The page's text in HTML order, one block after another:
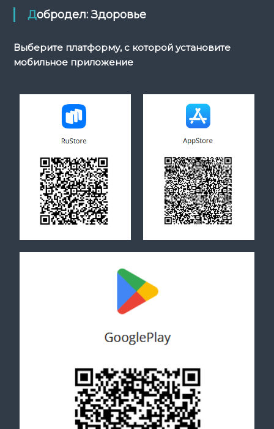
Добродел: Здоровье
Выберите платформу, с которой установите
мобильное приложение